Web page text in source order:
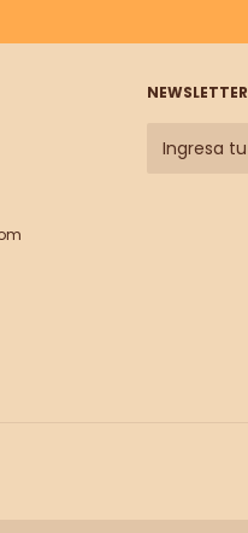
NEWSLETTER